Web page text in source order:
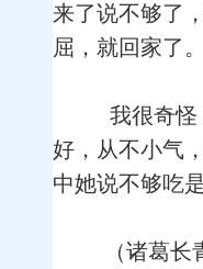
来了说不够了
屈，就回家了。
我很奇怪
好，从不小气
中她说不够吃
（诸葛长